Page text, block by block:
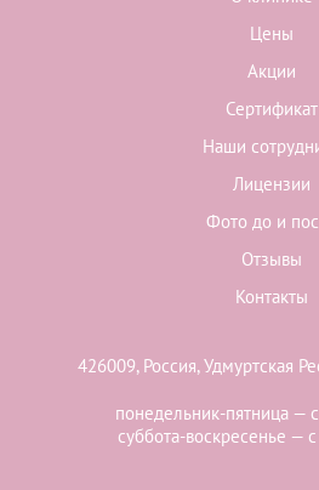
Цены
Акции
Сертификат
Наши
Лицензии
Фото до и
Отзывы
Контакты
426009, Россия, Удмуртская
понедельник-пятница —
суббота-воскресенье —